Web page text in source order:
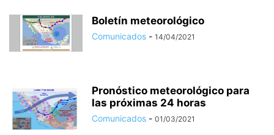
Boletín meteorológico
Comunicados - 14/04/2021
Pronóstico meteorológico para
las próximas 24 horas
Comunicados - 01/03/2021